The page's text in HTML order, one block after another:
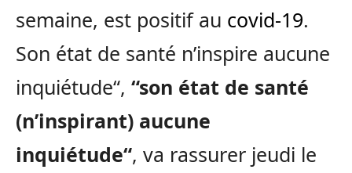
semaine, est positif au covid-19.
Son état de santé n’inspire aucune
inquiétude“, “son état de santé
(n’inspirant) aucune
inquiétude“, va rassurer jeudi le